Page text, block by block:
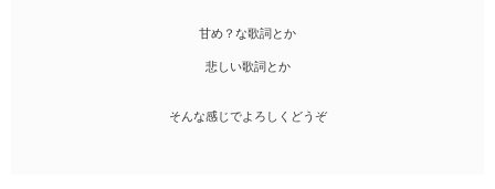
甘め？な歌詞とか
悲しい歌詞とか
そんな感じでよろしくどうぞ